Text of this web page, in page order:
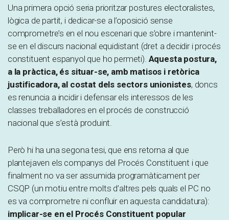
Una primera opció seria prioritzar postures electoralistes,
lògica de partit, i dedicar-se a l’oposició sense
comprometre’s en el nou escenari que s’obre i mantenint-
se en el discurs nacional equidistant (dret a decidir i procés
constituent espanyol que ho permeti). Aquesta postura,
a la pràctica, és situar-se, amb matisos i retòrica
justificadora, al costat dels sectors unionistes, doncs
es renuncia a incidir i defensar els interessos de les
classes treballadores en el procés de construcció
nacional que s’està produint.
Però hi ha una segona tesi, que ens retorna al que
plantejaven els companys del Procés Constituent i que
finalment no va ser assumida programàticament per
CSQP (un motiu entre molts d’altres pels quals el PC no
es va comprometre ni confluir en aquesta candidatura):
implicar-se en el Procés Constituent popular